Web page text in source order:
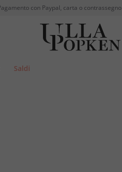
con Paypal, carta o contrassegno
Saldi